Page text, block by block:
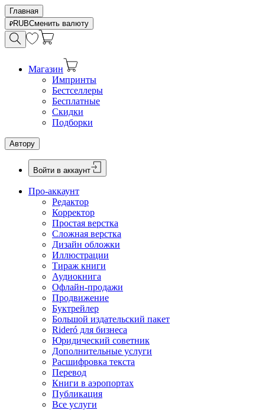
Главная
RUBСменить валюту
Магазин
Импринты
Бестселлеры
Бесплатные
Скидки
Подборки
Автору
Войти в аккаунт
Про-аккаунт
Редактор
Корректор
Простая верстка
Сложная верстка
Дизайн обложки
Иллюстрации
Тираж книги
Аудиокнига
Офлайн-продажи
Продвижение
Буктрейлер
Большой издательский пакет
Rideró для бизнеса
Юридический советник
Дополнительные услуги
Расшифровка текста
Перевод
Книги в аэропортах
Публикация
Все услуги